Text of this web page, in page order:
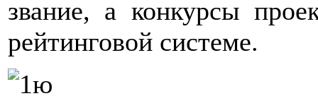
звание, а конкурсы
рейтинговой системе.